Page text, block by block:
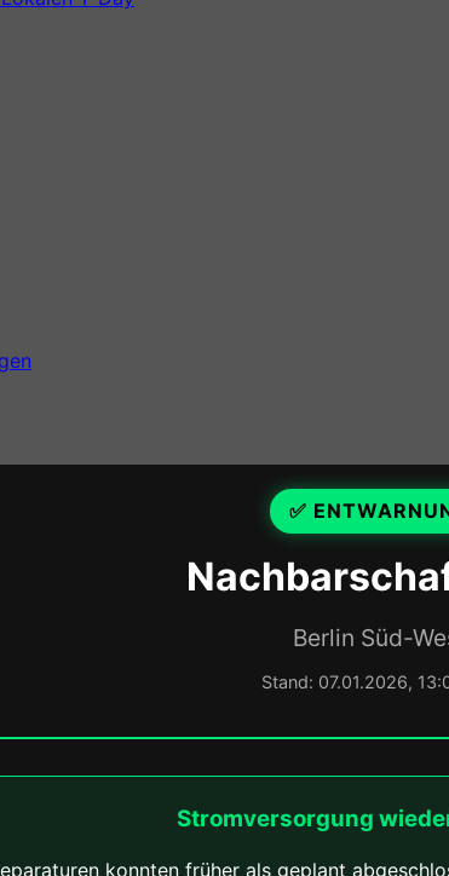
✅
Berlin Süd-
Stand: 07.01.2026,
Stromversorgung
konnten früher als geplant